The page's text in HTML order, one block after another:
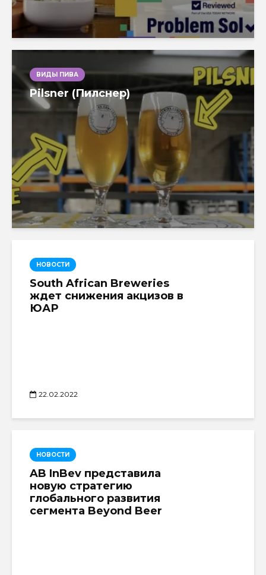
ВИДЫ ПИВА
Pilsner (Пилснер)
НОВОСТИ
South African Breweries
ждет снижения акцизов в
ЮАР
22.02.2022
НОВОСТИ
AB InBev представила
новую стратегию
глобального развития
сегмента Beyond Beer